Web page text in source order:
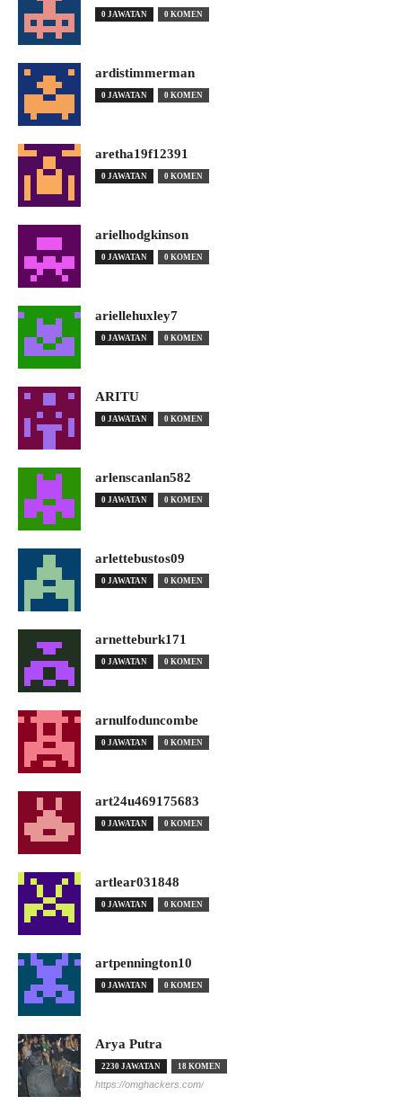
0 JAWATAN 0 KOMEN
ardistimmerman
0 JAWATAN 0 KOMEN
aretha19f12391
0 JAWATAN 0 KOMEN
arielhodgkinson
0 JAWATAN 0 KOMEN
ariellehuxley7
0 JAWATAN 0 KOMEN
ARITU
0 JAWATAN 0 KOMEN
arlenscanlan582
0 JAWATAN 0 KOMEN
arlettebustos09
0 JAWATAN 0 KOMEN
arnetteburk171
0 JAWATAN 0 KOMEN
arnulfoduncombe
0 JAWATAN 0 KOMEN
art24u469175683
0 JAWATAN 0 KOMEN
artlear031848
0 JAWATAN 0 KOMEN
artpennington10
0 JAWATAN 0 KOMEN
Arya Putra
2230 JAWATAN 18 KOMEN
https://omghackers.com/